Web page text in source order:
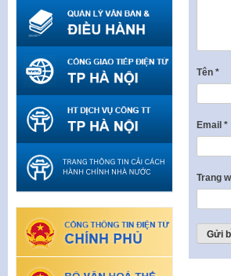
Tên *
Email *
Trang